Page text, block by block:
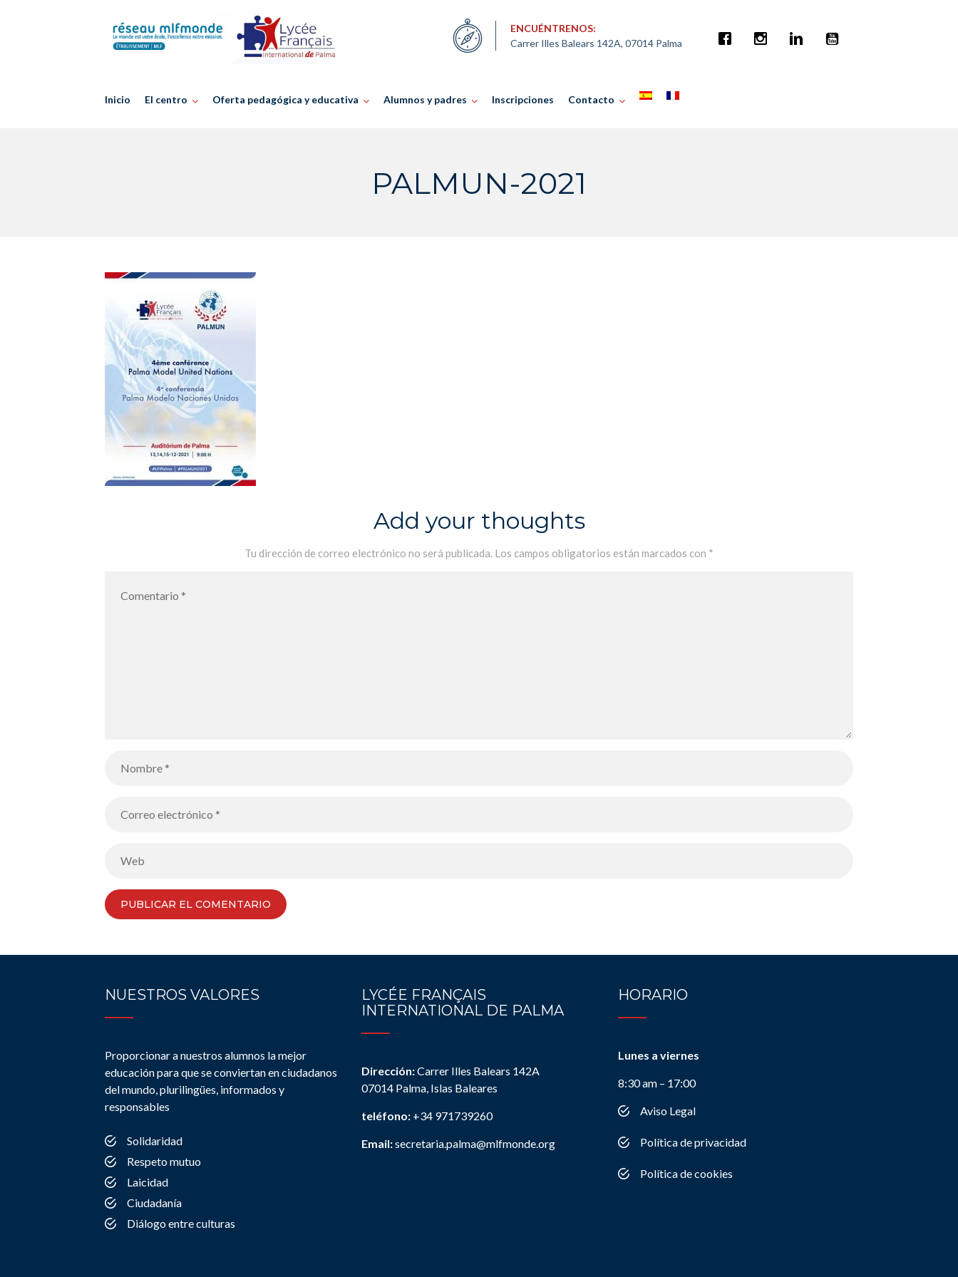
ENCUÉNTRENOS:
Carrer Illes Balears 142A, 07014 Palma
Inicio El centro Oferta pedagógica y educativa Alumnos y padres Inscripciones Contacto
PALMUN-2021
Add your thoughts
Tu dirección de correo electrónico no será publicada. Los campos obligatorios están marcados con *
NUESTROS VALORES
Proporcionar a nuestros alumnos la mejor
educación para que se conviertan en ciudadanos
del mundo, plurilingües, informados y
responsables
Solidaridad
Respeto mutuo
Laicidad
Ciudadanía
Diálogo entre culturas
LYCÉE FRANÇAIS
INTERNATIONAL DE PALMA
Dirección:Carrer Illes Balears 142A
07014 Palma, Islas Baleares
teléfono: +34 971739260
Email:secretaria.palma@mlfmonde.org
HORARIO
Lunes a viernes
8:30 am – 17:00
Aviso Legal
Política de privacidad
Política de cookies